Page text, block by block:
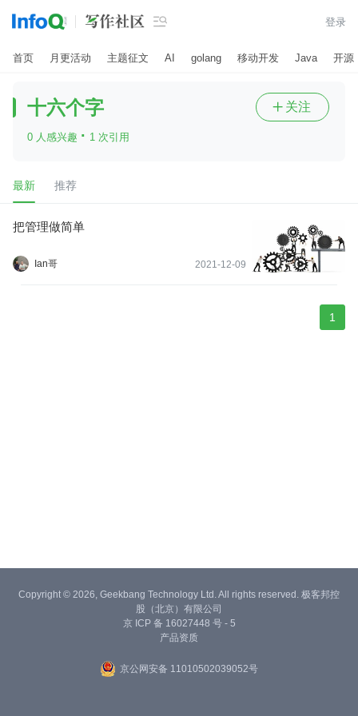
 登录
首页 月更活动 主题征文 AI golang 移动开发 Java 开源
十六个字
0 人感兴趣 · 1 次引用
 关注
最新 推荐
把管理做简单
Ian哥 2021-12-09
1
Copyright © 2026, Geekbang Technology Ltd. All rights reserved. 极客邦控
股（北京）有限公司
京 ICP 备 16027448 号 - 5
产品资质
京公网安备 11010502039052号